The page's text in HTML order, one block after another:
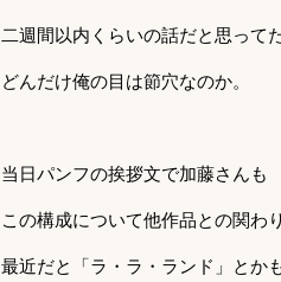
二週間以内くらいの話だと思ってた
どんだけ俺の目は節穴なのか。
当日パンフの挨拶文で加藤さんも
この構成について他作品との関わ
最近だと「ラ・ラ・ランド」とか